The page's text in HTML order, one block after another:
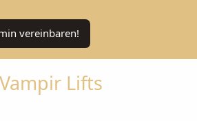
vereinbaren!
Lifts